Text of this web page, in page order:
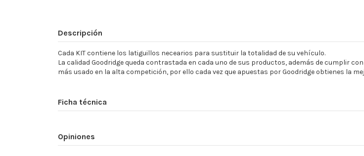
Descripción
Cada KIT contiene los latiguillos necearios para sustituir la totalidad de su vehículo.
La calidad Goodridge queda contrastada en cada uno de sus productos, además de cumplir
más usado en la alta competición, por ello cada vez que apuestas por Goodridge obtienes la
Ficha técnica
Opiniones